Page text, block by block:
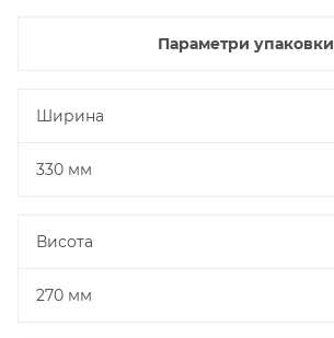
Параметри упаковки
Ширина
330 мм
Висота
270 мм